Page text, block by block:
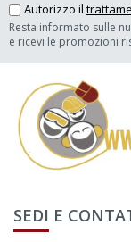
Autorizzo il
Resta informato sulle
e ricevi le promozioni
SEDI E